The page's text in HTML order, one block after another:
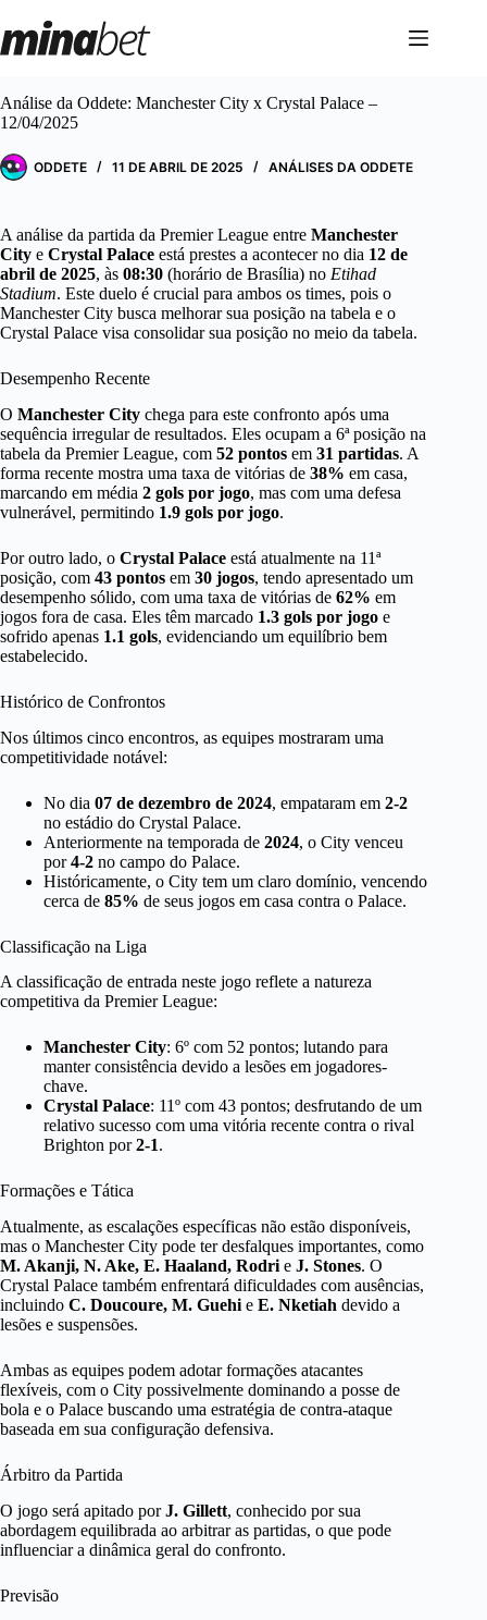
para
o
Análise da Oddete: Manchester City x Crystal Palace –
12/04/2025
ODDETE 11 DE ABRIL DE 2025 ANÁLISES DA ODDETE
A análise da partida da Premier League entre Manchester
City e Crystal Palace está prestes a acontecer no dia 12 de
abril de 2025, às 08:30 (horário de Brasília) no Etihad
Stadium. Este duelo é crucial para ambos os times, pois o
Manchester City busca melhorar sua posição na tabela e o
Crystal Palace visa consolidar sua posição no meio da tabela.
Desempenho Recente
O Manchester City chega para este confronto após uma
sequência irregular de resultados. Eles ocupam a 6ª posição na
tabela da Premier League, com 52 pontos em 31 partidas. A
forma recente mostra uma taxa de vitórias de 38% em casa,
marcando em média 2 gols por jogo, mas com uma defesa
vulnerável, permitindo 1.9 gols por jogo.
Por outro lado, o Crystal Palace está atualmente na 11ª
posição, com 43 pontos em 30 jogos, tendo apresentado um
desempenho sólido, com uma taxa de vitórias de 62% em
jogos fora de casa. Eles têm marcado 1.3 gols por jogo e
sofrido apenas 1.1 gols, evidenciando um equilíbrio bem
estabelecido.
Histórico de Confrontos
Nos últimos cinco encontros, as equipes mostraram uma
competitividade notável:
No dia 07 de dezembro de 2024, empataram em 2-2
no estádio do Crystal Palace.
Anteriormente na temporada de 2024, o City venceu
por4-2 no campo do Palace.
Históricamente, o City tem um claro domínio, vencendo
cerca de 85% de seus jogos em casa contra o Palace.
Classificação na Liga
A classificação de entrada neste jogo reflete a natureza
competitiva da Premier League:
Manchester City: 6º com 52 pontos; lutando para
manter consistência devido a lesões em jogadores-
chave.
Crystal Palace: 11º com 43 pontos; desfrutando de um
relativo sucesso com uma vitória recente contra o rival
Brighton por2-1.
Formações e Tática
Atualmente, as escalações específicas não estão disponíveis,
mas o Manchester City pode ter desfalques importantes, como
M. Akanji, N. Ake, E. Haaland, Rodri e J. Stones. O
Crystal Palace também enfrentará dificuldades com ausências,
incluindo C. Doucoure, M. Guehi e E. Nketiah devido a
lesões e suspensões.
Ambas as equipes podem adotar formações atacantes
flexíveis, com o City possivelmente dominando a posse de
bola e o Palace buscando uma estratégia de contra-ataque
baseada em sua configuração defensiva.
Árbitro da Partida
O jogo será apitado porJ. Gillett, conhecido por sua
abordagem equilibrada ao arbitrar as partidas, o que pode
influenciar a dinâmica geral do confronto.
Previsão